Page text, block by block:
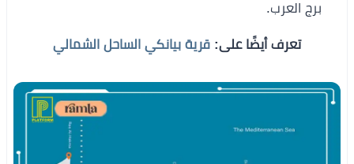
برج العرب.
تعرف أيضًا على: قرية بيانكي الساحل الشمالي